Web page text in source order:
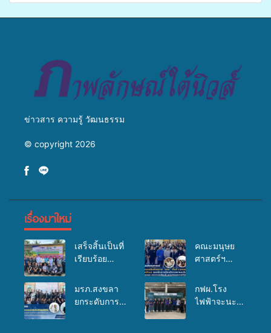
ข่าวสาร ความรู้ วัฒนธรรม
© copyright 2026
เรื่องมาใหม่
เสร็จสิ้นเป็นที่
เรียบร้อย
เคลื่อนที่
คณะมนุษย
ศาสตร์ฯ
จัดอบรมเสริม
ศักยภาพ
มรภ.สงขลา
ยกระดับการ
กฟผ.โรง
ไฟฟ้าจะนะ